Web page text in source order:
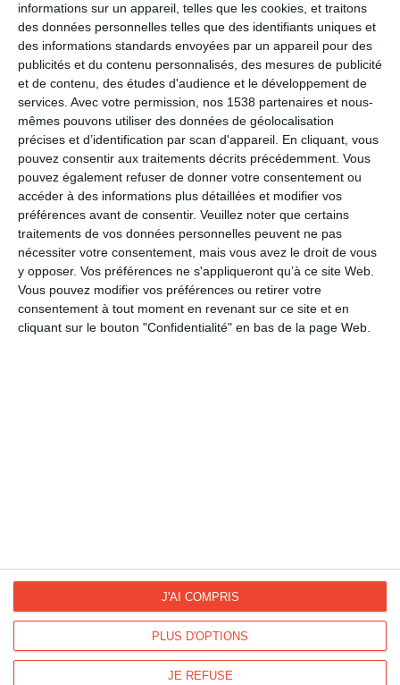
informations sur un appareil, telles que les cookies, et traitons
des données personnelles telles que des identifiants uniques et
des informations standards envoyées par un appareil pour des
publicités et du contenu personnalisés, des mesures de publicité
et de contenu, des études d'audience et le développement de
services. Avec votre permission, nos 1538 partenaires et nous-
mêmes pouvons utiliser des données de géolocalisation
précises et d’identification par scan d'appareil. En cliquant, vous
pouvez consentir aux traitements décrits précédemment. Vous
pouvez également refuser de donner votre consentement ou
accéder à des informations plus détaillées et modifier vos
préférences avant de consentir. Veuillez noter que certains
traitements de vos données personnelles peuvent ne pas
nécessiter votre consentement, mais vous avez le droit de vous
y opposer. Vos préférences ne s'appliqueront qu’à ce site Web.
Vous pouvez modifier vos préférences ou retirer votre
consentement à tout moment en revenant sur ce site et en
cliquant sur le bouton "Confidentialité" en bas de la page Web.
PLUS D'OPTIONS
JE REFUSE
J'AI COMPRIS
Mail(GRATUIT)
SMS(1,80€, en France)
PARTAGER
Facebook, Twitter, WhatsApp, ...
VOIR D'AUTRES CARTES DANS
LA CATÉGORIE
Anniversaire
anniversaire, amour, amitié, fêtes...
Pour connaître les dates des fêtes, découvrez le